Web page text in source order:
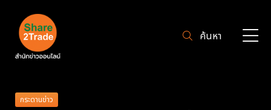
ค้นหา
กระดานข่าว